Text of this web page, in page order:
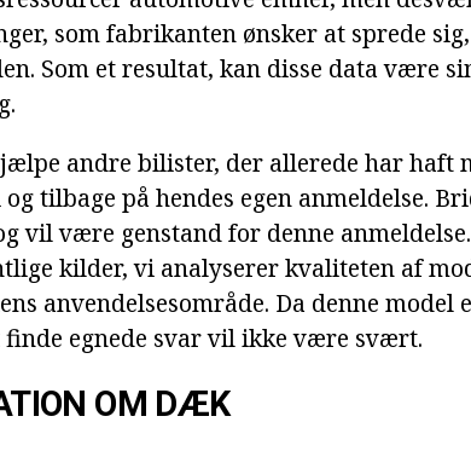
som fabrikanten ønsker at sprede
Som et resultat, kan disse data være
andre bilister, der allerede har haft
tilbage på hendes egen anmeldelse.
vil være genstand for denne
kilder, vi analyserer kvaliteten af
anvendelsesområde. Da denne model
egnede svar vil ikke være svært.
OM DÆK